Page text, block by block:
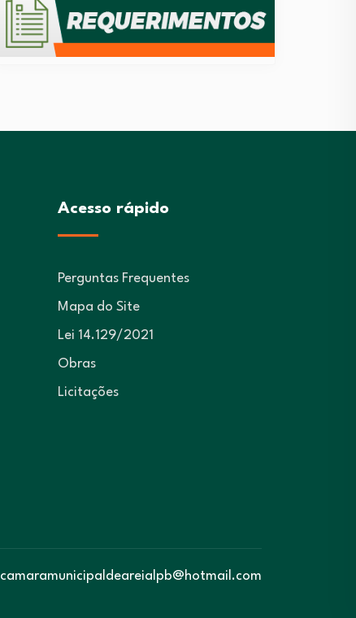
Acesso rápido
Perguntas Frequentes
Mapa do Site
Lei 14.129/2021
Obras
Licitações
camaramunicipaldeareialpb@hotmail.com